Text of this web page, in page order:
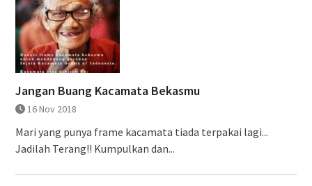
Jangan Buang Kacamata Bekasmu
16 Nov 2018
Mari yang punya frame kacamata tiada terpakai lagi...
Jadilah Terang!! Kumpulkan dan...